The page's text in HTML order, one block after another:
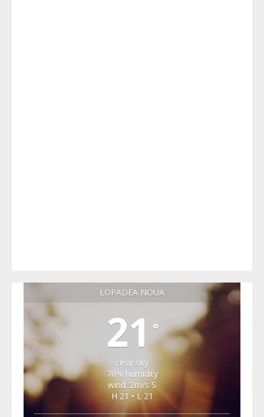
LOPADEA NOUA
21°
clear sky
70% humidity
wind: 2m/s S
H 21 • L 21